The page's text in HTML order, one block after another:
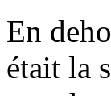
En
était la